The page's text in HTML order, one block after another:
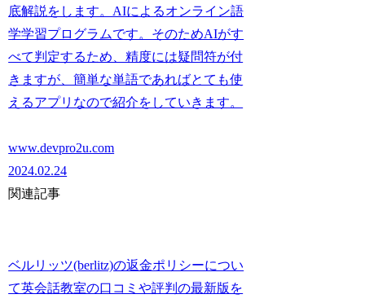
底解説をします。AIによるオンライン語
学学習プログラムです。そのためAIがす
べて判定するため、精度には疑問符が付
きますが、簡単な単語であればとても使
えるアプリなので紹介をしていきます。
www.devpro2u.com
2024.02.24
関連記事
ベルリッツ(berlitz)の返金ポリシーについ
て英会話教室の口コミや評判の最新版を